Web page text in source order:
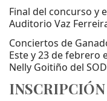
Final del concurso y
Auditorio Vaz
Conciertos de
Este y 23 de febrero
Nelly Goitiño del
INSCRIPCIÓN